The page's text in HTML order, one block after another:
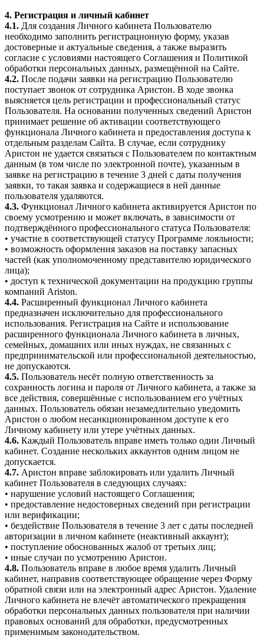
4. Регистрация и личный кабинет
4.1. Для создания Личного кабинета Пользователю
необходимо заполнить регистрационную форму, указав
достоверные и актуальные сведения, а также выразить
согласие с условиями настоящего Соглашения и Политикой
обработки персональных данных, размещённой на Сайте.
4.2. После подачи заявки на регистрацию Пользователю
поступает звонок от сотрудника Аристон. В ходе звонка
выясняется цель регистрации и профессиональный статус
Пользователя. На основании полученных сведений Аристон
принимает решение об активации соответствующего
функционала Личного кабинета и предоставления доступа к
отдельным разделам Сайта. В случае, если сотруднику
Аристон не удается связаться с Пользователем по контактным
данным (в том числе по электронной почте), указанным в
заявке на регистрацию в течение 3 дней с даты получения
заявки, то такая заявка и содержащиеся в ней данные
пользователя удаляются.
4.3. Функционал Личного кабинета активируется Аристон по
своему усмотрению и может включать, в зависимости от
подтверждённого профессионального статуса Пользователя:
• участие в соответствующей статусу Программе лояльности;
• возможность оформления заказов на поставку запасных
частей (как уполномоченному представителю юридического
лица);
• доступ к технической документации на продукцию группы
компаний Ariston.
4.4. Расширенный функционал Личного кабинета
предназначен исключительно для профессионального
использования. Регистрация на Сайте и использование
расширенного функционала Личного кабинета в личных,
семейных, домашних или иных нуждах, не связанных с
предпринимательской или профессиональной деятельностью,
не допускаются.
4.5. Пользователь несёт полную ответственность за
сохранность логина и пароля от Личного кабинета, а также за
все действия, совершённые с использованием его учётных
данных. Пользователь обязан незамедлительно уведомить
Аристон о любом несанкционированном доступе к его
Личному кабинету или утере учётных данных.
4.6. Каждый Пользователь вправе иметь только один Личный
кабинет. Создание нескольких аккаунтов одним лицом не
допускается.
4.7. Аристон вправе заблокировать или удалить Личный
кабинет Пользователя в следующих случаях:
• нарушение условий настоящего Соглашения;
• предоставление недостоверных сведений при регистрации
или верификации;
• бездействие Пользователя в течение 3 лет с даты последней
авторизации в личном кабинете (неактивный аккаунт);
• поступление обоснованных жалоб от третьих лиц;
• иные случаи по усмотрению Аристон.
4.8. Пользователь вправе в любое время удалить Личный
кабинет, направив соответствующее обращение через Форму
обратной связи или на электронный адрес Аристон. Удаление
Личного кабинета не влечёт автоматического прекращения
обработки персональных данных пользователя при наличии
правовых оснований для обработки, предусмотренных
применимым законодательством.